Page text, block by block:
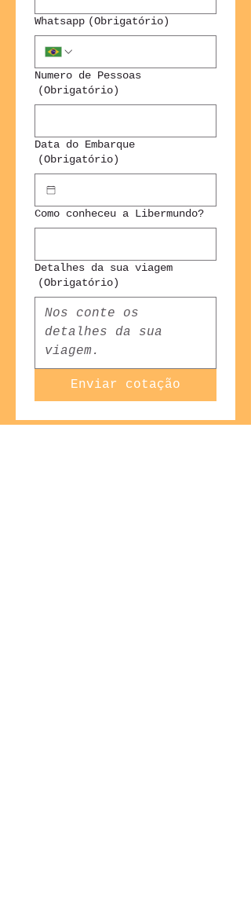
Whatsapp (Obrigatório)
Numero de Pessoas
(Obrigatório)
Data do Embarque
(Obrigatório)
Como conheceu a Libermundo?
Detalhes da sua viagem
(Obrigatório)
Enviar cotação